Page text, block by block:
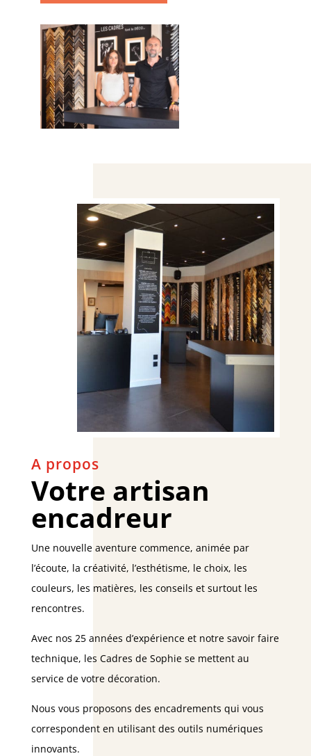
A propos
Votre artisan
encadreur
Une nouvelle aventure commence, animée par
l’écoute, la créativité, l’esthétisme, le choix, les
couleurs, les matières, les conseils et surtout les
rencontres.
Avec nos 25 années d’expérience et notre savoir faire
technique, les Cadres de Sophie se mettent au
service de votre décoration.
Nous vous proposons des encadrements qui vous
correspondent en utilisant des outils numériques
innovants.